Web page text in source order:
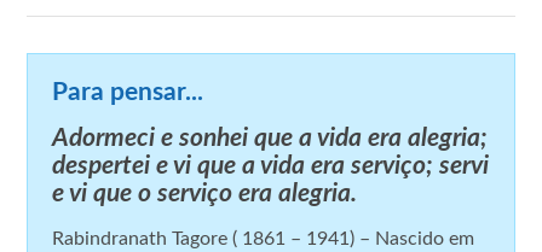
Para pensar...
Adormeci e sonhei que a vida era alegria;
despertei e vi que a vida era serviço; servi
e vi que o serviço era alegria.
Rabindranath Tagore ( 1861 – 1941) – Nascido em